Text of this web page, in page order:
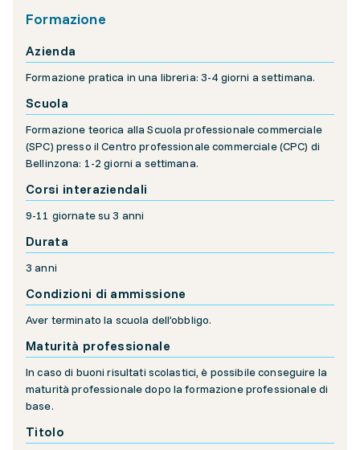
Formazione
Azienda
Formazione pratica in una libreria: 3-4 giorni a settimana.
Scuola
Formazione teorica alla Scuola professionale commerciale
(SPC) presso il Centro professionale commerciale (CPC) di
Bellinzona: 1-2 giorni a settimana.
Corsi interaziendali
9-11 giornate su 3 anni
Durata
3 anni
Condizioni di ammissione
Aver terminato la scuola dell’obbligo.
Maturità professionale
In caso di buoni risultati scolastici, è possibile conseguire la
maturità professionale dopo la formazione professionale di
base.
Titolo